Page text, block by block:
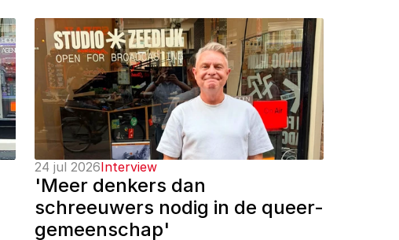
24 jul 2026Interview
'Meer denkers dan
schreeuwers nodig in de queer-
gemeenschap'